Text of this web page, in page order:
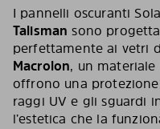
I pannelli oscuranti
Talisman sono
perfettamente ai vetri
Macrolon, un
offrono una
raggi UV e gli sguardi
l’estetica che la